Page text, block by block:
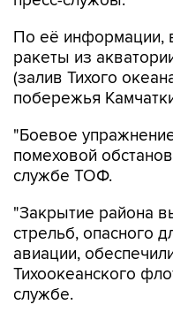
По её информации,
ракеты из
(залив Тихого
побережья
"Боевое
помеховой
службе ТОФ.
"Закрытие района
стрельб, опасного
авиации,
Тихоокеанского
службе.